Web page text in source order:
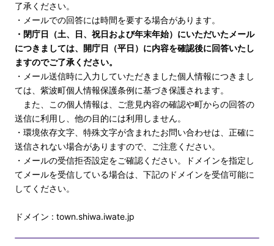
了承ください。
・メールでの回答には時間を要する場合があります。
・閉庁日（土、日、祝日および年末年始）にいただいたメール
につきましては、開庁日（平日）に内容を確認後に回答いたし
ますのでご了承ください。
・メール送信時に入力していただきました個人情報につきまし
ては、紫波町個人情報保護条例に基づき保護されます。
また、この個人情報は、ご意見内容の確認や町からの回答の
送信に利用し、他の目的には利用しません。
・環境依存文字、特殊文字が含まれたお問い合わせは、正確に
送信されない場合がありますので、ご注意ください。
・メールの受信拒否設定をご確認ください。ドメインを指定し
てメールを受信している場合は、下記のドメインを受信可能に
してください。
ドメイン : town.shiwa.iwate.jp